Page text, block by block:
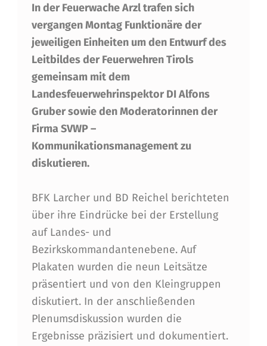
T
B
I
L
D
D
E
R
I
R
O
L
E
R
F
In der Feuerwache Arzl trafen sich
vergangen Montag Funktionäre der
jeweiligen Einheiten um den Entwurf des
Leitbildes der Feuerwehren Tirols
gemeinsam mit dem
Landesfeuerwehrinspektor DI Alfons
Gruber sowie den Moderatorinnen der
Firma SVWP –
Kommunikationsmanagement zu
diskutieren.
BFK Larcher und BD Reichel berichteten
über ihre Eindrücke bei der Erstellung
auf Landes- und
Bezirkskommandantenebene. Auf
Plakaten wurden die neun Leitsätze
präsentiert und von den Kleingruppen
diskutiert. In der anschließenden
Plenumsdiskussion wurden die
Ergebnisse präzisiert und dokumentiert.